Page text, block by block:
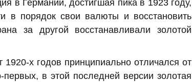
в Германии, достигшая пика в 1923 году,
в порядок свои валюты и восстановить
за другой восстанавливали золотой
х годов принципиально отличался от
первых, в этой последней версии золотая